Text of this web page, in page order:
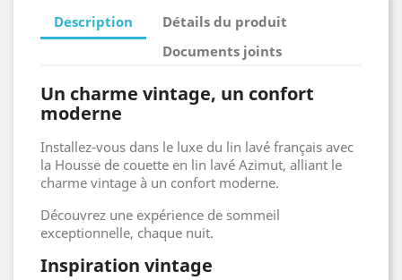
Description
Détails du produit
Documents joints
Un charme vintage, un confort
moderne
Installez-vous dans le luxe du lin lavé français avec
la Housse de couette en lin lavé Azimut, alliant le
charme vintage à un confort moderne.
Découvrez une expérience de sommeil
exceptionnelle, chaque nuit.
Inspiration vintage